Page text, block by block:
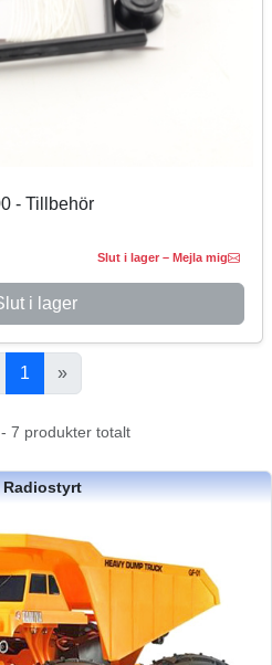
- Tillbehör
Slut i lager – Mejla mig
i lager
1 »
7 produkter totalt